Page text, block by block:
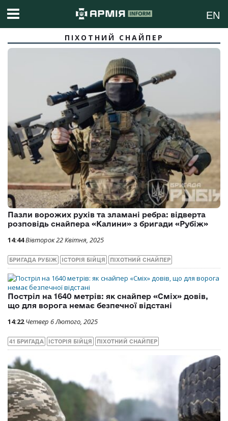
EN
ПІХОТНИЙ СНАЙПЕР
Пазли ворожих рухів та зламані ребра: відверта
розповідь снайпера «Калини» з бригади «Рубіж»
14:44Вівторок 22 Квітня, 2025
БРИГАДА РУБІЖ ІСТОРІЯ БІЙЦЯ ПІХОТНИЙ СНАЙПЕР
Постріл на 1640 метрів: як снайпер «Сміх» довів,
що для ворога немає безпечної відстані
14:22 Четвер 6 Лютого, 2025
41 БРИГАДА ІСТОРІЯ БІЙЦЯ ПІХОТНИЙ СНАЙПЕР